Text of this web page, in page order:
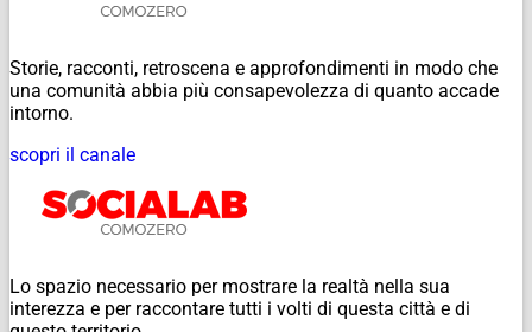
Storie, racconti, retroscena e approfondimenti in modo che
una comunità abbia più consapevolezza di quanto accade
intorno.
scopri il canale
Lo spazio necessario per mostrare la realtà nella sua
interezza e per raccontare tutti i volti di questa città e di